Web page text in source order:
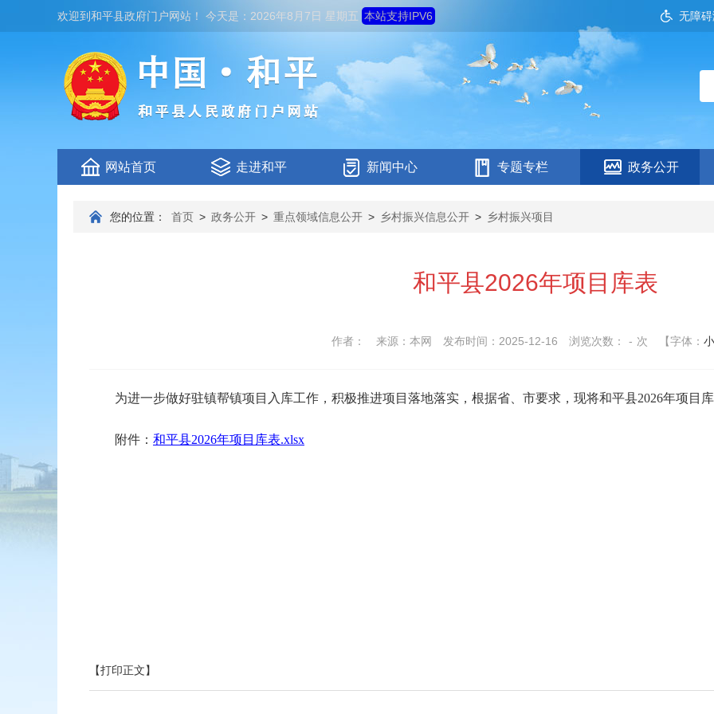
欢迎到和平县政府门户网站 ！ 今天是： 2026年8月7日 星期五 本站支持IPV6 无障
网站首页 走进和平 新闻中心 专题专栏 政务公开
您的位置： 首页 > 政务公开 > 重点领域信息公开 > 乡村振兴信息公开 > 乡村振兴项目
和平县2026年项目库表
作者： 来源：本网 发布时间：2025-12-16 浏览次数： - 次 【字体： 小
为进一步做好驻镇帮镇项目入库工作，积极推进项目落地落实，根据省、市要求，现将和平县2026年项目
附件： 和平县2026年项目库表.xlsx
【打印正文】